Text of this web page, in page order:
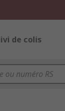
de colis